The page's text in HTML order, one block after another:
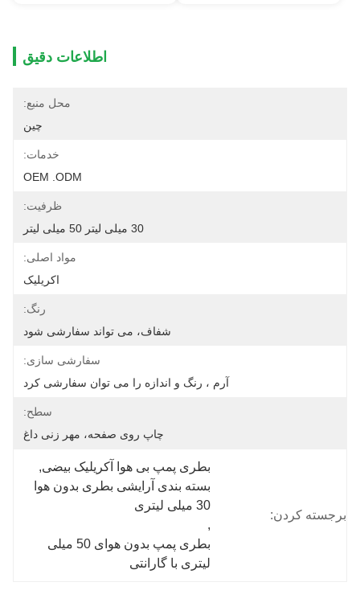
اطلاعات دقیق
محل منبع:
چین
خدمات:
OEM .ODM
ظرفیت:
30 میلی لیتر 50 میلی لیتر
مواد اصلی:
اکریلیک
رنگ:
شفاف، می تواند سفارشی شود
سفارشی سازی:
آرم ، رنگ و اندازه را می توان سفارشی کرد
سطح:
چاپ روی صفحه، مهر زنی داغ
برجسته کردن:
بطری پمپ بی هوا آکریلیک بیضی,
30 میلی لیتری
,
لیتری با گارانتی